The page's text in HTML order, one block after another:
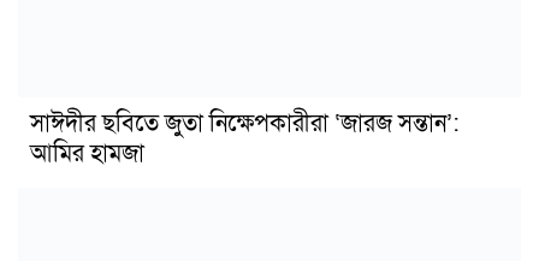
সাঈদীর ছবিতে জুতা নিক্ষেপকারীরা ‘জারজ সন্তান’:
আমির হামজা